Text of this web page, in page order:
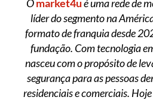
O market4ué uma rede de
líder do segmento na
formato de franquia desde
fundação. Com tecnologia
nasceu com o propósito de
segurança para as pessoas
residenciais e comerciais.